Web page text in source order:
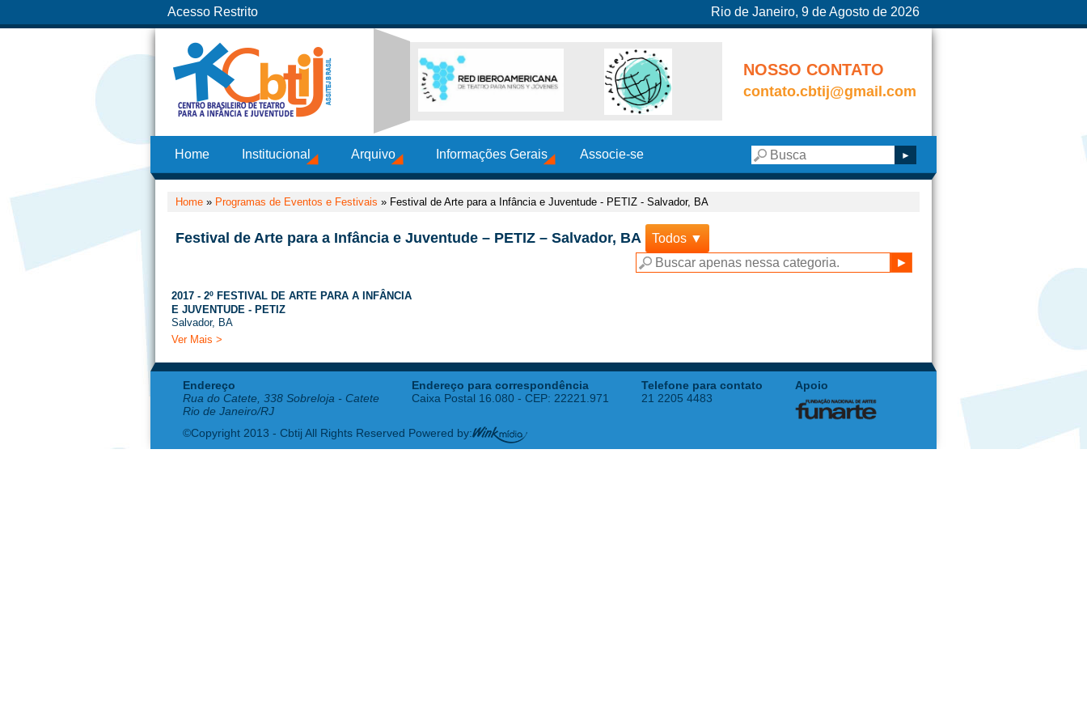
Acesso Restrito Rio de Janeiro, 9 de Agosto de 2026
NOSSO CONTATO
contato.cbtij@gmail.com
Home Institucional Arquivo Informações Gerais Associe-se
Home » Programas de Eventos e Festivais » Festival de Arte para a Infância e Juventude - PETIZ - Salvador, BA
Festival de Arte para a Infância e Juventude – PETIZ – Salvador, BA Todos ▼
2017 - 2º FESTIVAL DE ARTE PARA A INFÂNCIA
E JUVENTUDE - PETIZ
Salvador, BA
Ver Mais >
Endereço
Rua do Catete, 338 Sobreloja - Catete
Rio de Janeiro/RJ
Endereço para correspondência
Caixa Postal 16.080 - CEP: 22221.971
Telefone para contato
21 2205 4483
Apoio
©Copyright 2013 - Cbtij All Rights Reserved Powered by: